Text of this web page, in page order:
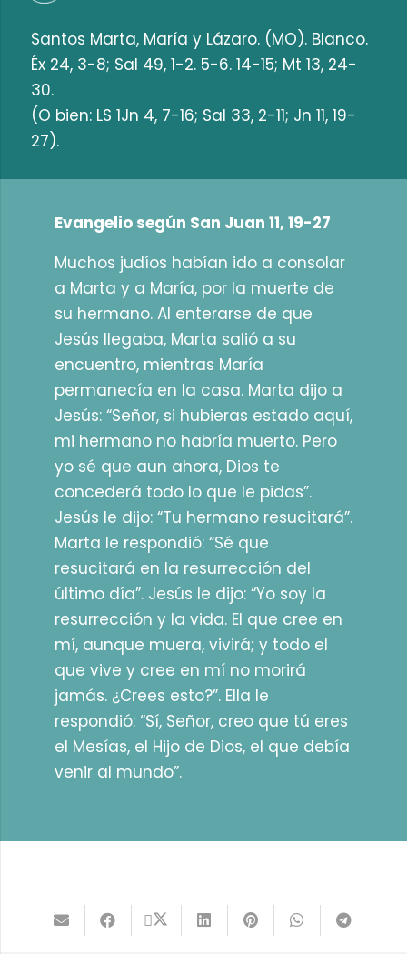
Santos Marta, María y Lázaro. (MO). Blanco.
Éx 24, 3-8; Sal 49, 1-2. 5-6. 14-15; Mt 13, 24-
30.
(O bien: LS 1Jn 4, 7-16; Sal 33, 2-11; Jn 11, 19-
27).
Evangelio según San Juan 11, 19-27
Muchos judíos habían ido a consolar
a Marta y a María, por la muerte de
su hermano. Al enterarse de que
Jesús llegaba, Marta salió a su
encuentro, mientras María
permanecía en la casa. Marta dijo a
Jesús: “Señor, si hubieras estado aquí,
mi hermano no habría muerto. Pero
yo sé que aun ahora, Dios te
concederá todo lo que le pidas”.
Jesús le dijo: “Tu hermano resucitará”.
Marta le respondió: “Sé que
resucitará en la resurrección del
último día”. Jesús le dijo: “Yo soy la
resurrección y la vida. El que cree en
mí, aunque muera, vivirá; y todo el
que vive y cree en mí no morirá
jamás. ¿Crees esto?”. Ella le
respondió: “Sí, Señor, creo que tú eres
el Mesías, el Hijo de Dios, el que debía
venir al mundo”.